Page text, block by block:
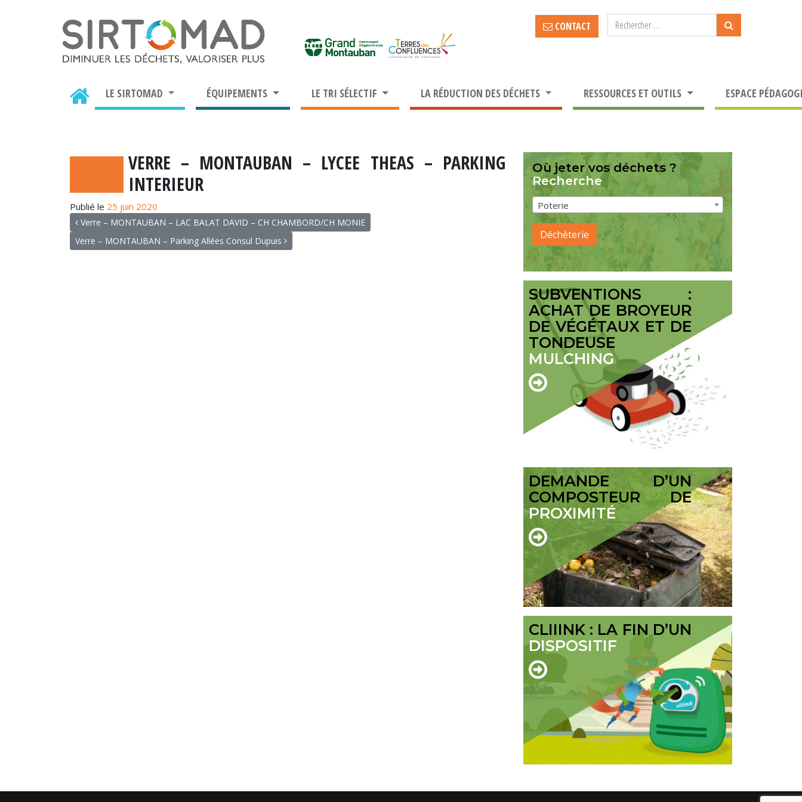
CONTACT
LE SIRTOMAD ÉQUIPEMENTS LE TRI SÉLECTIF LA RÉDUCTION DES DÉCHETS RESSOURCES ET OUTILS ESPACE
VERRE – MONTAUBAN – LYCEE THEAS – PARKING
INTERIEUR
Publié le 25 juin 2020
NAVIGATION
Verre – MONTAUBAN – LAC BALAT DAVID – CH CHAMBORD/CH MONIE
Verre – MONTAUBAN – Parking Allées Consul Dupuis
Où jeter vos déchets ?
Recherche
Poterie
Déchèterie
SUBVENTIONS :
ACHAT DE BROYEUR
DE VÉGÉTAUX ET DE
TONDEUSE
MULCHING
DEMANDE D’UN
COMPOSTEUR DE
PROXIMITÉ
CLIIINK : LA FIN D’UN
DISPOSITIF